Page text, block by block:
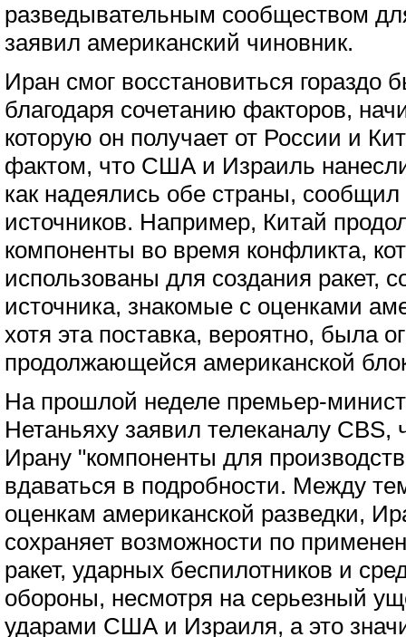
разведывательным сообществом
заявил американский чиновник.
Иран смог восстановиться гораздо
благодаря сочетанию факторов,
которую он получает от России и
фактом, что США и Израиль
как надеялись обе страны,
источников. Например, Китай
компоненты во время конфликта,
использованы для создания ракет,
источника, знакомые с оценками
хотя эта поставка, вероятно, была
продолжающейся американской
На прошлой неделе премьер-
Нетаньяху заявил телеканалу CBS,
Ирану "компоненты для
вдаваться в подробности. Между
оценкам американской разведки,
сохраняет возможности по
ракет, ударных беспилотников и
обороны, несмотря на серьезный
ударами США и Израиля, а это